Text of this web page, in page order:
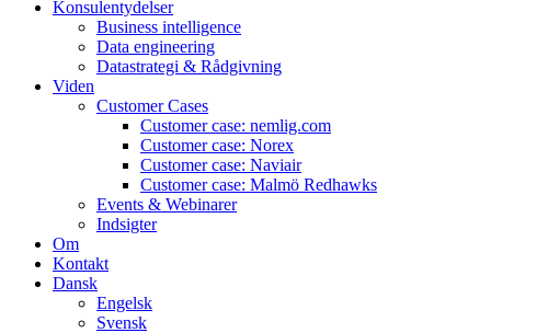
Konsulentydelser
Business intelligence
Data engineering
Datastrategi & Rådgivning
Viden
Customer Cases
Customer case: nemlig.com
Customer case: Norex
Customer case: Naviair
Customer case: Malmö Redhawks
Events & Webinarer
Indsigter
Om
Kontakt
Dansk
Engelsk
Svensk